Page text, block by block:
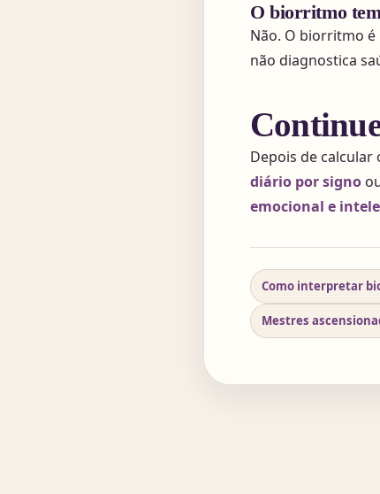
O biorritmo
Não. O biorritmo
não diagnostica
Depois de calcular
diário por signo
emocional e
Como interpretar
Mestres